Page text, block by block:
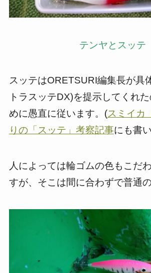
テンヤとスッテ
スッテはORETSURI編集長が具
トラスッテDX)を提示してくれ
めに愚直に従います。(スミイカ
りの「スッテ」考察記事にも書
人によっては輪ゴムの色もこだ
すが、そこは間に合わずで普通の